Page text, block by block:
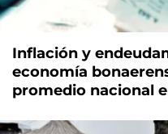
Inflación y
economía
promedio nacional